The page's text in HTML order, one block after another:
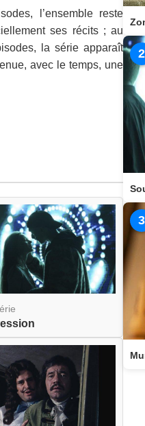
l’ensemble reste
ses récits ; au
la série apparaît
avec le temps, une
2
3